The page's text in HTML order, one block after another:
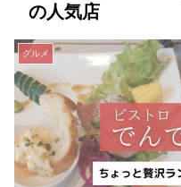
の人気店
グルメ